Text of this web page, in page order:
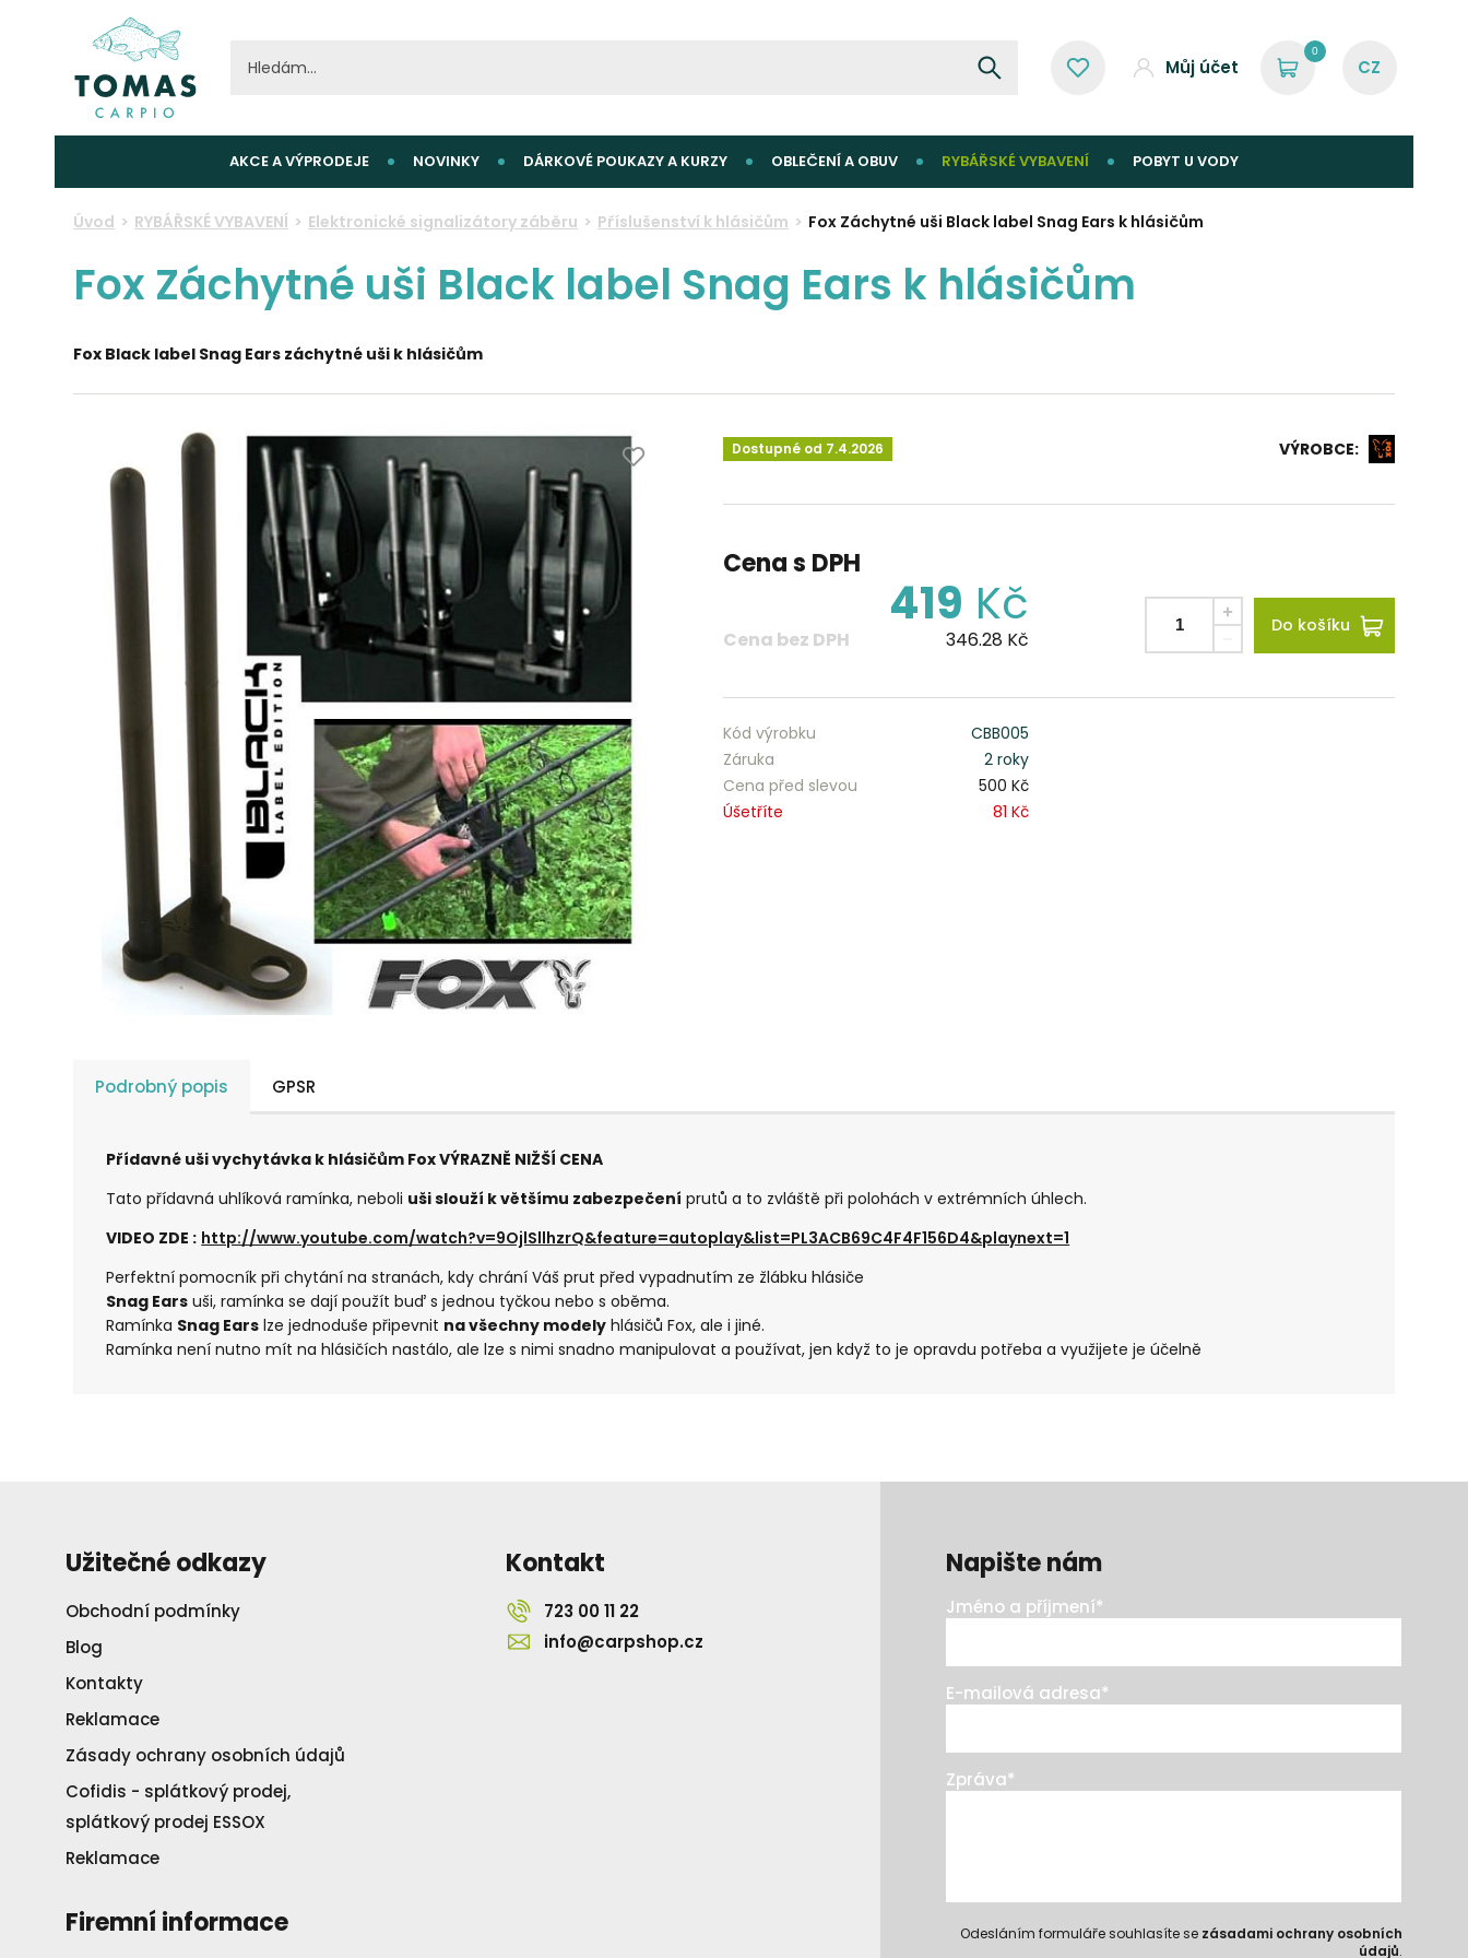
Můj účet
0
AKCE A VÝPRODEJE NOVINKY DÁRKOVÉ POUKAZY A KURZY OBLEČENÍ A OBUV RYBÁŘSKÉ VYBAVENÍ POBYT U VODY
Úvod RYBÁŘSKÉ VYBAVENÍ Elektronické signalizátory záběru Příslušenství k hlásičům Fox Záchytné uši Black label Snag Ears k hlásičům
Fox Záchytné uši Black label Snag Ears k hlásičům
Fox Black label Snag Ears záchytné uši k hlásičům
Dostupné od 7.4.2026 VÝROBCE:
Cena s DPH
419 Kč
Cena bez DPH 346.28 Kč
Do košíku
Kód výrobku
CBB005
Záruka
2 roky
Cena před slevou
500 Kč
Úšetříte
81 Kč
Podrobný popis GPSR
Přídavné uši vychytávka k hlásičům Fox VÝRAZNĚ NIŽŠÍ CENA
Tato přídavná uhlíková ramínka, neboli uši slouží k většímu zabezpečení prutů a to zvláště při polohách v extrémních úhlech.
VIDEO ZDE : http://www.youtube.com/watch?v=9OjlSllhzrQ&feature=autoplay&list=PL3ACB69C4F4F156D4&playnext=1
Perfektní pomocník při chytání na stranách, kdy chrání Váš prut před vypadnutím ze žlábku hlásiče
Snag Ears uši, ramínka se dají použít buď s jednou tyčkou nebo s oběma.
Ramínka Snag Ears lze jednoduše připevnit na všechny modely hlásičů Fox, ale i jiné.
Ramínka není nutno mít na hlásičích nastálo, ale lze s nimi snadno manipulovat a používat, jen když to je opravdu potřeba a využijete je účelně
Užitečné odkazy
Obchodní podmínky
Blog
Kontakty
Reklamace
Zásady ochrany osobních údajů
Cofidis - splátkový prodej,
splátkový prodej ESSOX
Reklamace
Firemní informace
Kontakt
723 00 11 22
info@carpshop.cz
Napište nám
Jméno a příjmení*
E-mailová adresa*
Zpráva*
Odesláním formuláře souhlasíte se zásadami ochrany osobních
údajů.